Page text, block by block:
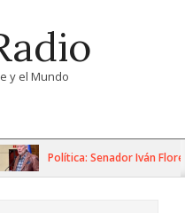
y el Mundo
Política: Senador Iván Flores